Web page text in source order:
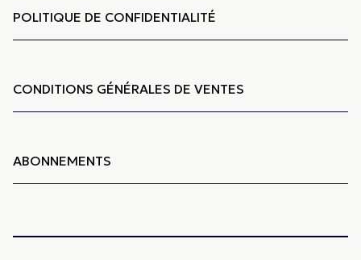
POLITIQUE DE CONFIDENTIALITÉ
CONDITIONS GÉNÉRALES DE VENTES
ABONNEMENTS